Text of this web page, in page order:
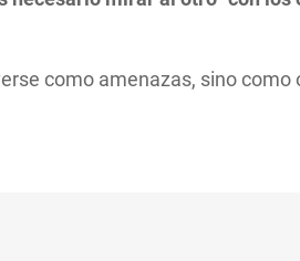
como amenazas, sino